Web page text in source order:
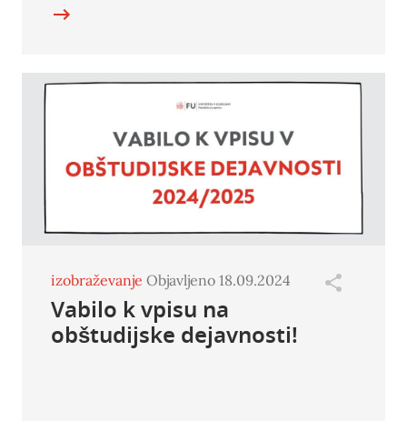
izobraževanje Objavljeno 18.09.2024
Vabilo k vpisu na
obštudijske dejavnosti!